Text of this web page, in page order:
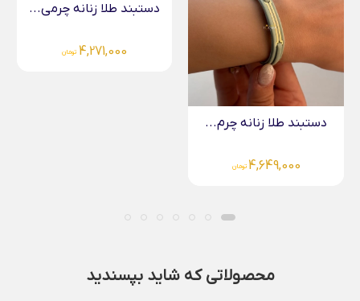
دستبند طلا زنانه چرم...
4,649,000 تومان
دستبند طلا زنانه چرمی...
4,271,000 تومان
محصولاتی که شاید بپسندید